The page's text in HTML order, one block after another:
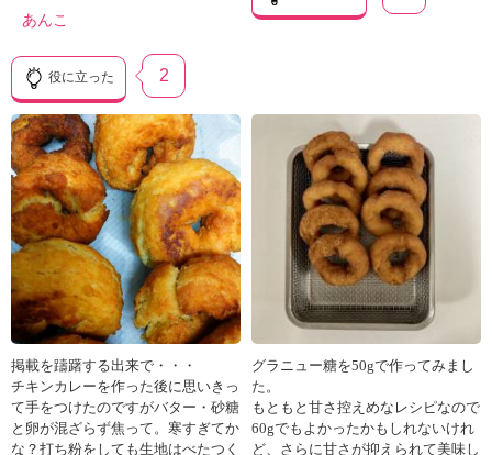
あんこ
役に立った 2
掲載を躊躇する出来で・・・
チキンカレーを作った後に思いきっ
て手をつけたのですがバター・砂糖
と卵が混ざらず焦って。寒すぎてか
な？打ち粉をしても生地はべたつく
グラニュー糖を50gで作ってみまし
た。
もともと甘さ控えめなレシピなので
60gでもよかったかもしれないけれ
ど、さらに甘さが抑えられて美味し